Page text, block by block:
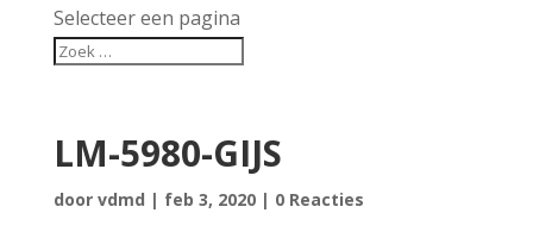
Selecteer een pagina
LM-5980-GIJS
door vdmd | feb 3, 2020| 0 Reacties